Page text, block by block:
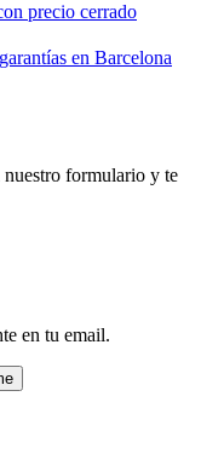
precio cerrado
en Barcelona
nuestro formulario y te
en tu email.